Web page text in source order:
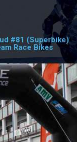
#81 (Superbike)
Race Bikes